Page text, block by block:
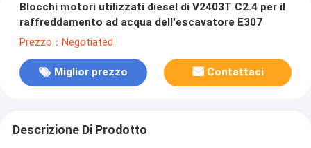
Blocchi motori utilizzati diesel di V2403T C2.4 per il
raffreddamento ad acqua dell'escavatore E307
Prezzo：Negotiated
Miglior prezzo Contattaci
Descrizione Di Prodotto